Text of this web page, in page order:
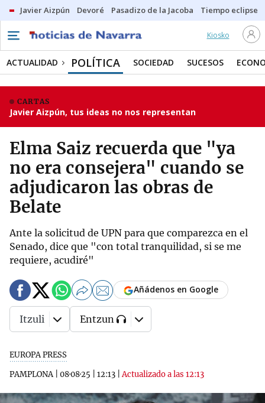
Javier Aizpún Devoré Pasadizo de la Jacoba Tiempo eclipse
Kiosko
ACTUALIDAD POLÍTICA SOCIEDAD SUCESOS
CARTAS
Javier Aizpún, tus ideas no nos representan
Elma Saiz recuerda que "ya
no era consejera" cuando se
adjudicaron las obras de
Belate
Ante la solicitud de UPN para que comparezca en el
Senado, dice que "con total tranquilidad, si se me
requiere, acudiré"
EUROPA PRESS
PAMPLONA| 08·08·25 12:13 |Actualizado a las 12:13
Añádenos en Google
Itzuli Entzun